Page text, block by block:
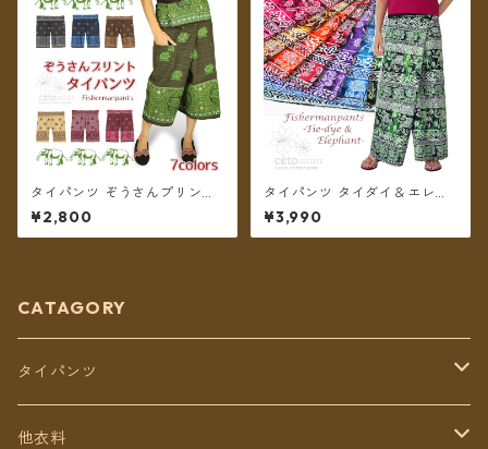
タイパンツ ぞうさんプリント
ミディアム丈 ★7カラー★【メ
ール便送料無料】
¥2,800
タイパンツ タイダイ＆エレフ
ァントプリント リゾパン 7カ
ラー ロング丈【メール便送料
無料】
¥3,990
CATAGORY
タイパンツ
定番無地タイパンツ
他衣料